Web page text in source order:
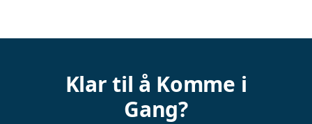
Klar til å Komme i
Gang?